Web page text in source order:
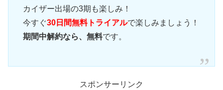
カイザー出場の3期も楽しみ！
今すぐ30日間無料トライアルで楽しみましょう！
期間中解約なら、無料です。
スポンサーリンク